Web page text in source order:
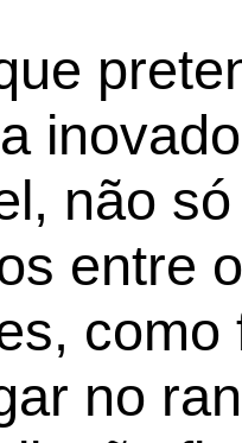
não
entre
no